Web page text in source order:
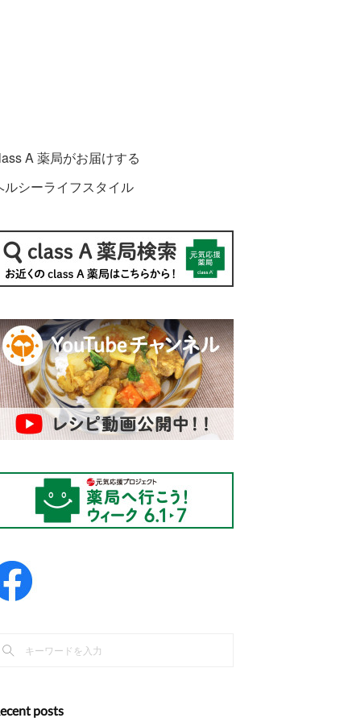
A 薬局がお届けする
ルシーライフスタイル
posts